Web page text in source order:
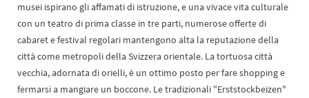
musei ispirano gli affamati di istruzione, e una vivace vita culturale
con un teatro di prima classe in tre parti, numerose offerte di
cabaret e festival regolari mantengono alta la reputazione della
città come metropoli della Svizzera orientale. La tortuosa città
vecchia, adornata di orielli, è un ottimo posto per fare shopping e
fermarsi a mangiare un boccone. Le tradizionali "Erststockbeizen"